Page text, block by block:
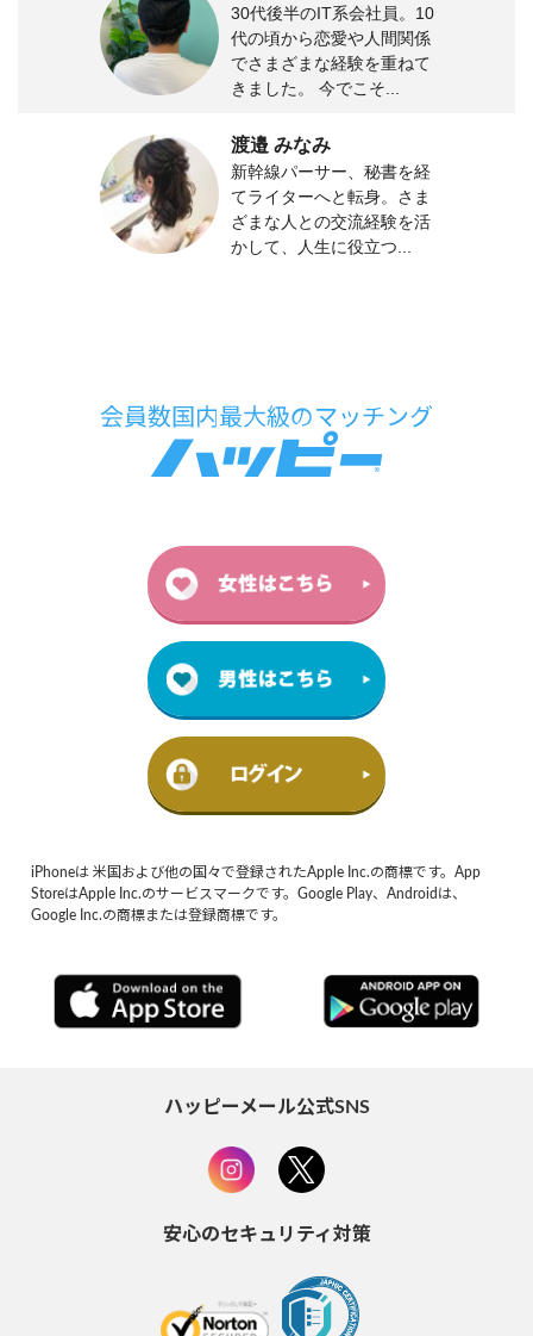
30代後半のIT系会社員。10
代の頃から恋愛や人間関係
でさまざまな経験を重ねて
きました。 今でこそ...
渡邉 みなみ
新幹線パーサー、秘書を経
てライターへと転身。さま
ざまな人との交流経験を活
かして、人生に役立つ...
iPhoneは 米国および他の国々で登録されたApple Inc.の商標です。App
StoreはApple Inc.のサービスマークです。Google Play、Androidは、
Google Inc.の商標または登録商標です。
ハッピーメール公式SNS
安心のセキュリティ対策